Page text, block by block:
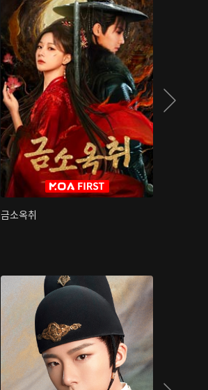
금소옥취